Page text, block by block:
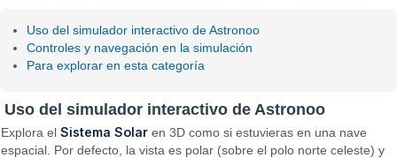
Uso del simulador interactivo de Astronoo
Controles y navegación en la simulación
Para explorar en esta categoría
Uso del simulador interactivo de Astronoo
Explora elSistema Solar en 3D como si estuvieras en una nave
espacial. Por defecto, la vista es polar (sobre el polo norte celeste) y